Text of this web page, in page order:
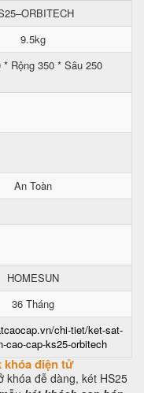
9.5kg
* Rộng 350 * Sâu 250
An Toàn
HOMESUN
36 Tháng
chi-tiet/ket-sat-
cao-cap-ks25-orbitech
khóa điện tử
khóa đễ dàng, két HS25